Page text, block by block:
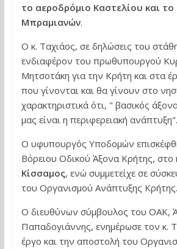
το αεροδρόμιο Καστελίου και
Μπραμιανών.
Ο κ. Ταχιάος, σε δηλώσεις του
ενδιαφέρον του πρωθυπουργού
Μητσοτάκη για την Κρήτη και στα
που γίνονται και θα γίνουν στο
χαρακτηριστικά ότι, " βασικός
μας είναι η περιφερειακή ανάπτυξη".
Ο υφυπουργός Υποδομών
Βόρειου Οδικού Άξονα Κρήτης, στο
Κίσσαμος, ενώ συμμετείχε σε
του Οργανισμού Ανάπτυξης Κρήτης.
Ο διευθύνων σύμβουλος του ΟΑΚ,
Παπαδογιάννης, ενημέρωσε τον κ.
έργο και την αποστολή του